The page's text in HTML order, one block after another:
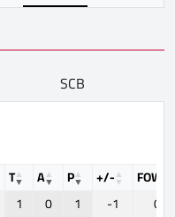
SCB
T A P +/-
FOW
1 0 1 -1
0